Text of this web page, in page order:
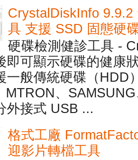
CrystalDiskInfo 9.9.2
具 支援 SSD 固態硬
硬碟檢測健診工具 -
即可顯示硬碟的健康
一般傳統硬碟（HDD
MTRON、
外接式 USB ...
格式工廠
迎影片轉檔工具